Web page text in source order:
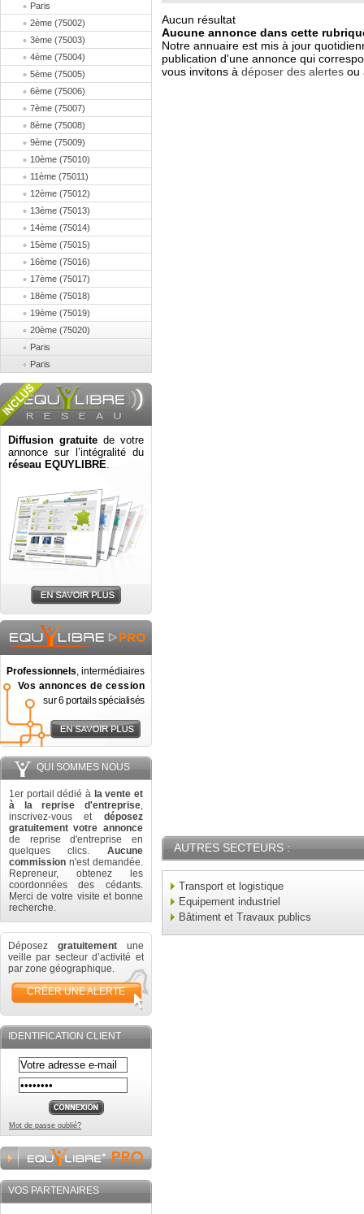
Paris
2ème (75002)
3ème (75003)
4ème (75004)
5ème (75005)
6ème (75006)
7ème (75007)
8ème (75008)
9ème (75009)
10ème (75010)
11ème (75011)
12ème (75012)
13ème (75013)
14ème (75014)
15ème (75015)
16ème (75016)
17ème (75017)
18ème (75018)
19ème (75019)
20ème (75020)
Paris
Paris
Diffusion gratuite de votre
annonce sur l’intégralité du
réseau EQUYLIBRE.
Professionnels, intermédiaires
Vos annonces de cession
sur 6 portails spécialisés
QUI SOMMES NOUS
1er portail dédié à la vente et
à la reprise d'entreprise,
inscrivez-vous et déposez
gratuitement votre annonce
de reprise d'entreprise en
quelques clics. Aucune
commission n'est demandée.
Repreneur, obtenez les
coordonnées des cédants.
Merci de votre visite et bonne
recherche.
Déposez gratuitement une
veille par secteur d’activité et
par zone géographique.
CRÉER UNE ALERTE
IDENTIFICATION CLIENT
Mot de passe oublié?
VOS PARTENAIRES
Aucun résultat
Aucune annonce dans cette
Notre annuaire est mis à jour
publication d'une annonce qui
vous invitons à déposer des alertes ou
AUTRES SECTEURS :
Transport et logistique
Equipement industriel
Bâtiment et Travaux publics